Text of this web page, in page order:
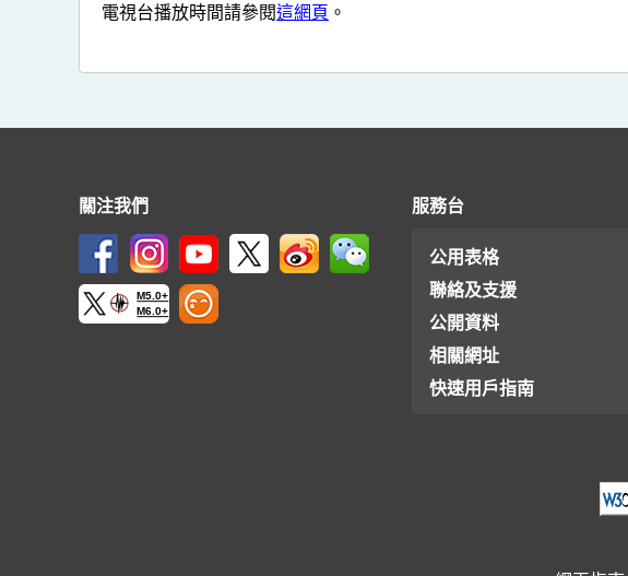
電視台播放時間請參閱這網頁 。
關注我們
M5.0+
M6.0+
服務台
公用表格
聯絡及支援
公開資料
相關網址
快速用戶指南